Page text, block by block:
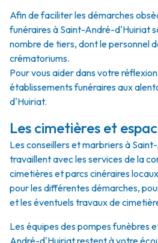
Afin de faciliter les démarches
funéraires à Saint-André-d'Huiriat
nombre de tiers, dont le personnel
crématoriums.
Pour vous aider dans votre
établissements funéraires aux
d'Huiriat.
Les cimetières et
Les conseillers et marbriers à
travaillent avec les services de la
cimetières et parcs cinéraires
pour les différentes démarches,
et les éventuels travaux de
Les équipes des pompes funèbres
André-d'Huiriat restent à votre